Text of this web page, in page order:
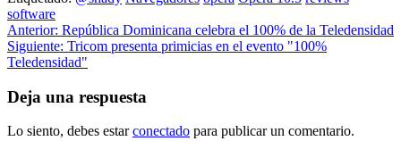
software
Navegación
de
Anterior: República Dominicana celebra el 100% de la Teledensidad
Siguiente: Tricom presenta primicias en el evento "100%
Teledensidad"
Deja una respuesta
Lo siento, debes estarconectado para publicar un comentario.